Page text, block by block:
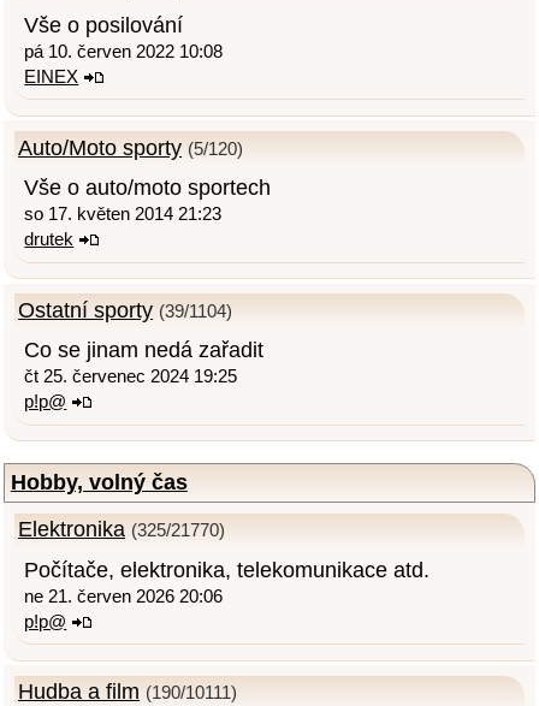
Vše o posilování
pá 10. červen 2022 10:08
EINEX
Auto/Moto sporty (5/120)
Vše o auto/moto sportech
so 17. květen 2014 21:23
drutek
Ostatní sporty (39/1104)
Co se jinam nedá zařadit
čt 25. červenec 2024 19:25
p!p@
Hobby, volný čas
Elektronika (325/21770)
Počítače, elektronika, telekomunikace atd.
ne 21. červen 2026 20:06
p!p@
Hudba a film (190/10111)